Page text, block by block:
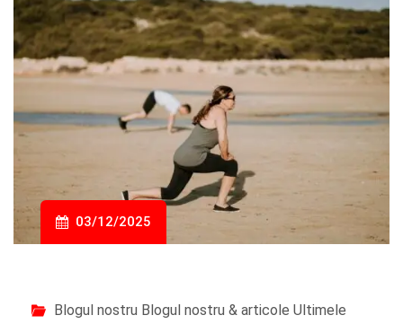
03/12/2025
Blogul nostru Blogul nostru & articole Ultimele